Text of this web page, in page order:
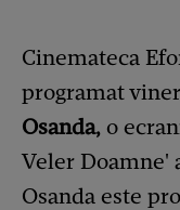
Cinemateca
programat
Osanda, o
Veler Doamne'
Osanda este